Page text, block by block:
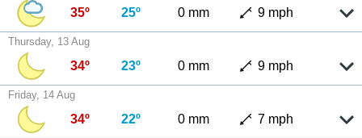
35º 25º 0 mm 9 mph
Thursday, 13 Aug
34º 23º 0 mm 9 mph
Friday, 14 Aug
34º 22º 0 mm 7 mph